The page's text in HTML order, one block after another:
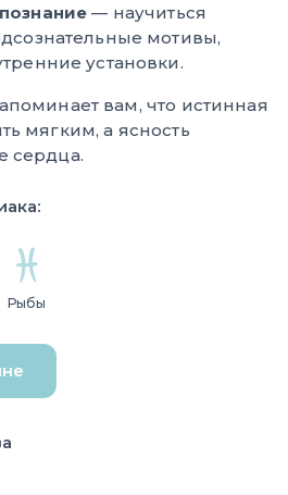
— научиться
мотивы,
установки.
вам, что истинная
мягким, а ясность
сердца.
Рыбы